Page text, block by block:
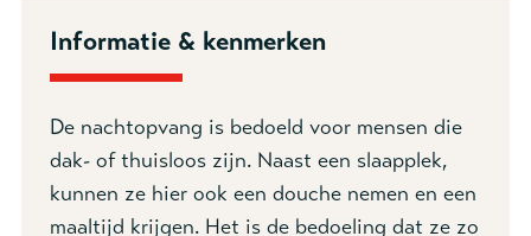
Informatie & kenmerken
De nachtopvang is bedoeld voor mensen die
dak- of thuisloos zijn. Naast een slaapplek,
kunnen ze hier ook een douche nemen en een
maaltijd krijgen. Het is de bedoeling dat ze zo